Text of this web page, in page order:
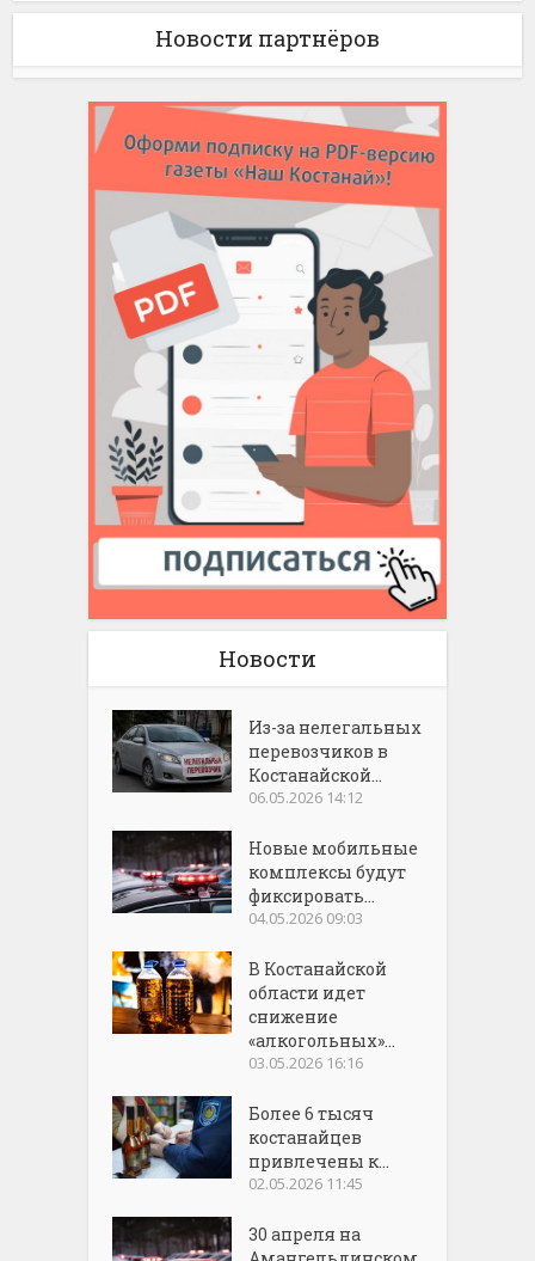
Новости партнёров
Новости
Из-за нелегальных
перевозчиков в
Костанайской...
06.05.2026 14:12
Новые мобильные
комплексы будут
фиксировать...
04.05.2026 09:03
В Костанайской
области идет
снижение
«алкогольных»...
03.05.2026 16:16
Более 6 тысяч
костанайцев
привлечены к...
02.05.2026 11:45
30 апреля на